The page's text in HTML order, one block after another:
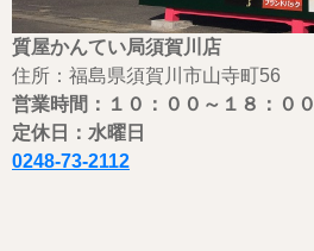
質屋かんてい局須賀川店
住所：福島県須賀川市山寺町56
営業時間：１０：００ ～ １８：００
定休日：水曜日
0248-73-2112